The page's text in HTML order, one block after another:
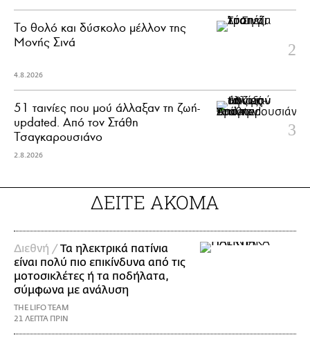
Το θολό και δύσκολο μέλλον της
Μονής Σινά
4.8.2026
51 ταινίες που μού άλλαξαν τη ζωή-
updated. Aπό τον Στάθη
Τσαγκαρουσιάνο
2.8.2026
ΔΕΙΤΕ ΑΚΟΜΑ
Διεθνή /Τα ηλεκτρικά πατίνια
είναι πολύ πιο επικίνδυνα από τις
μοτοσικλέτες ή τα ποδήλατα,
σύμφωνα με ανάλυση
THE LIFO TEAM
21 ΛΕΠΤΑ ΠΡΙΝ